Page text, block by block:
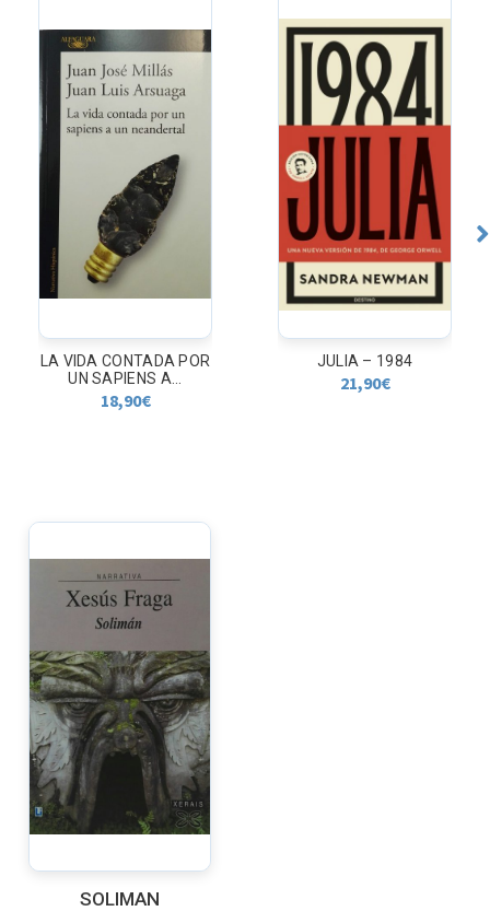
LA VIDA CONTADA POR
UN SAPIENS A...
18,90€
JULIA – 1984
21,90€
SOLIMAN